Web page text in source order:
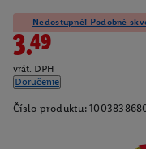
Nedostupné! Podobné
3.49
vrát. DPH
Doručenie
Číslo produktu: